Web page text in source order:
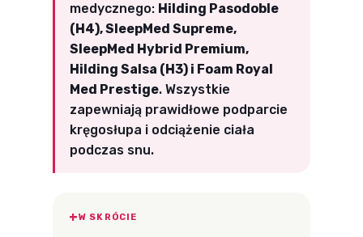
medycznego: Hilding Pasodoble
(H4), SleepMed Supreme,
SleepMed Hybrid Premium,
Hilding Salsa (H3) i Foam Royal
Med Prestige. Wszystkie
zapewniają prawidłowe podparcie
kręgosłupa i odciążenie ciała
podczas snu.
W SKRÓCIE